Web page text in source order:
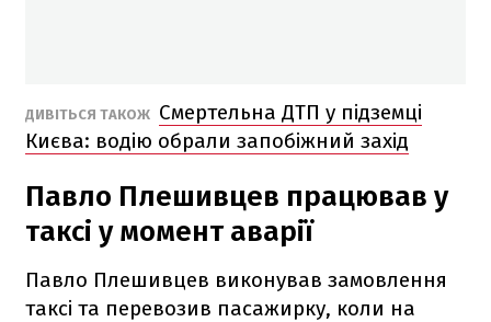
ДИВІТЬСЯ ТАКОЖ Смертельна ДТП у підземці
Києва: водію обрали запобіжний захід
Павло Плешивцев працював у
таксі у момент аварії
Павло Плешивцев виконував замовлення
таксі та перевозив пасажирку, коли на